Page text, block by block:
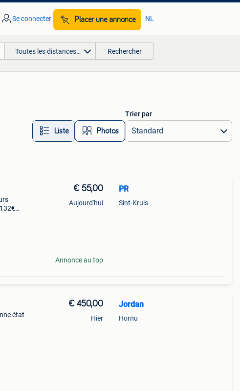
Se connecter Placer une annonce NL
Toutes les distances… Rechercher
Liste Photos
Trier par
€ 55,00
Aujourd'hui
Annonce au top
PR
Sint-Kruis
état
€ 450,00
Hier
Jordan
Hornu